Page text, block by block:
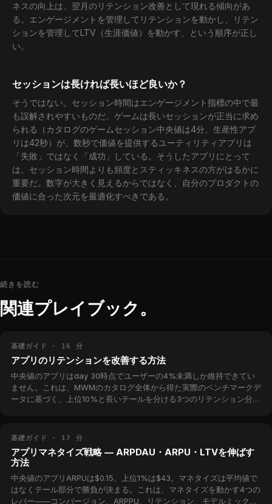
ネスの向上は、翌月のリテンション改善として現れる傾向があ
る。エンゲージメントを管理してリテンションを動かし、リテン
ションを管理してLTV（生涯価値）を動かす、という順序が正し
い。
セッションは長ければ長いほど良いか？
そうではない。セッション時間はエンゲージメント指標の中で最
も誤解されやすいものだ。ゲームは長いセッションが正当に求め
られる（カタログのゲームセッション中央値は4分、生産性アプ
リは42秒）が、数秒で価値を提供するユーティリティアプリは
「失敗」ではなく「成功」している。そうしたアプリにとって
は、セッション時間よりも頻度とスティッキネスの方がはるかに
重要だ。数字が大きく見えるからではなく、自分のプロダクトの
価値に合った次元を最適化すべきである。
続きを読む
関連プレイブック。
基礎ガイド · 16 分
アプリのリテンションを改善する方法
中央値のアプリはday 30時点でユーザーの4%未満しか維持できてい
ません。これは、MWMのカタログ全体から得た実際のベンチマークデ
ータに基づく、上位10%と長いテールを分ける3つのリテンション分岐
基礎ガイド · 17 分
アプリマネタイズ戦略 — ARPDAU・ARPU・LTVを伸ばす
方法
中央値のアプリARPUは$0.15、上位1%は$43。マネタイズは平均値で
はなくテール部分で勝負が決まる。これは、マネタイズを動かす4つの
レバー——コンバージョン、ARPPU、リテンション、モデルミックス